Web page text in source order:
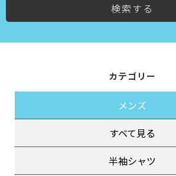
検索する
カテゴリー
メンズ
すべて見る
半袖シャツ